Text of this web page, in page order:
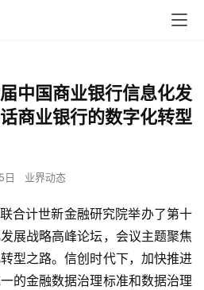
中国商业银行信息化发
商业银行的数字化转型
日 业界动态
合计世新金融研究院举办了第十
展战略高峰论坛，会议主题聚焦
型之路。信创时代下，加快推进
的金融数据治理标准和数据治理